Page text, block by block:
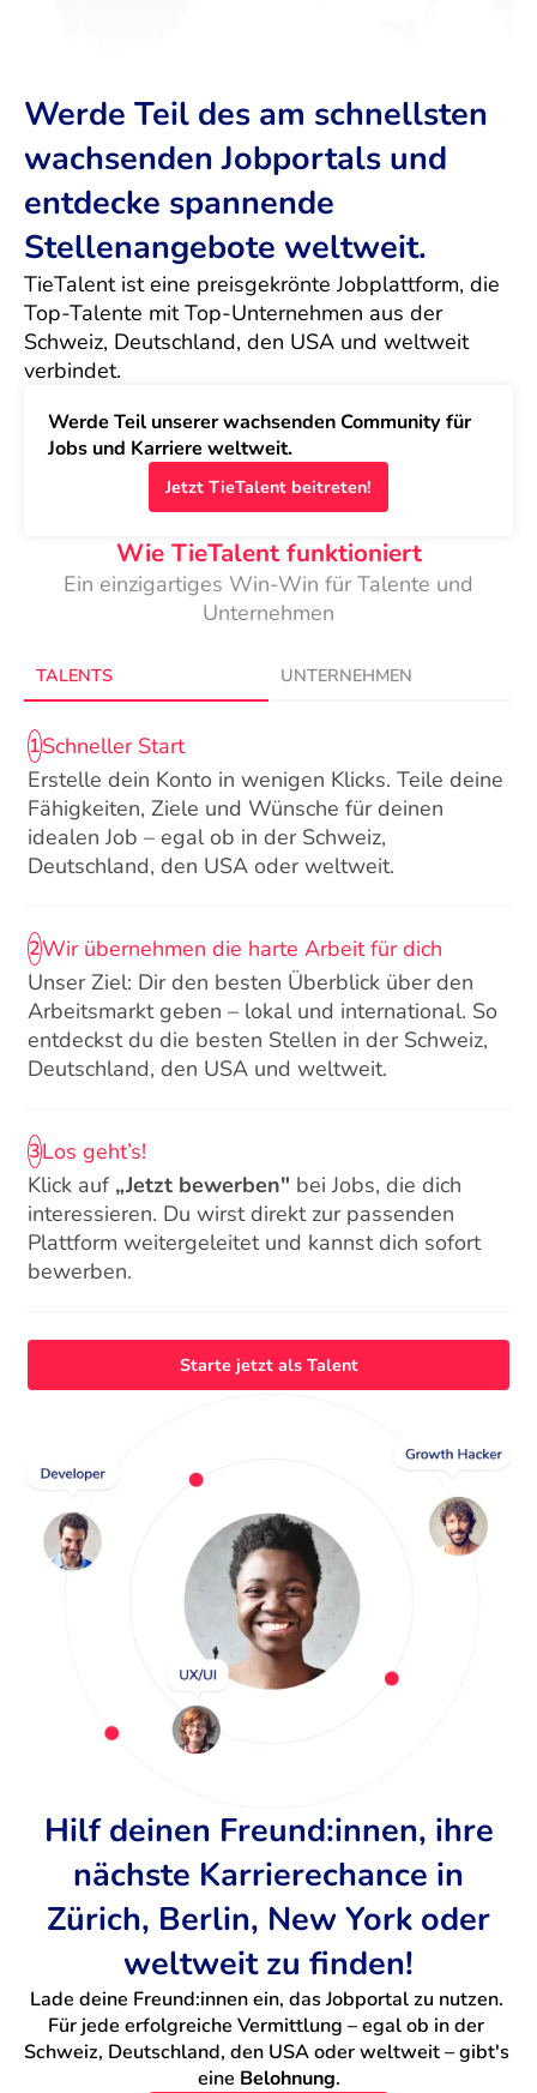
Werde Teil des am schnellsten
wachsenden Jobportals und
entdecke spannende
Stellenangebote weltweit.
TieTalent ist eine preisgekrönte Jobplattform, die
Top-Talente mit Top-Unternehmen aus der
Schweiz, Deutschland, den USA und weltweit
verbindet.
Werde Teil unserer wachsenden Community für
Jobs und Karriere weltweit.
Jetzt TieTalent beitreten!
Wie TieTalent funktioniert
Ein einzigartiges Win-Win für Talente und
Unternehmen
TALENTS UNTERNEHMEN
1Schneller Start
Erstelle dein Konto in wenigen Klicks. Teile deine
Fähigkeiten, Ziele und Wünsche für deinen
idealen Job – egal ob in der Schweiz,
Deutschland, den USA oder weltweit.
2Wir übernehmen die harte Arbeit für dich
Unser Ziel: Dir den besten Überblick über den
Arbeitsmarkt geben – lokal und international. So
entdeckst du die besten Stellen in der Schweiz,
Deutschland, den USA und weltweit.
3Los geht’s!
Klick auf „Jetzt bewerben" bei Jobs, die dich
interessieren. Du wirst direkt zur passenden
Plattform weitergeleitet und kannst dich sofort
bewerben.
Starte jetzt als Talent
Hilf deinen Freund:innen, ihre
nächste Karrierechance in
Zürich, Berlin, New York oder
weltweit zu finden!
Lade deine Freund:innen ein, das Jobportal zu nutzen.
Für jede erfolgreiche Vermittlung – egal ob in der
Schweiz, Deutschland, den USA oder weltweit – gibt's
eine Belohnung.